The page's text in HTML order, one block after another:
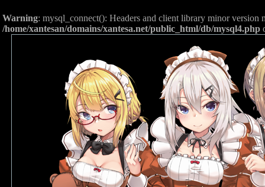
Warning: mysql_connect(): Headers and client library minor
/home/xantesan/domains/xantesa.net/public_html/db/mysql4.php